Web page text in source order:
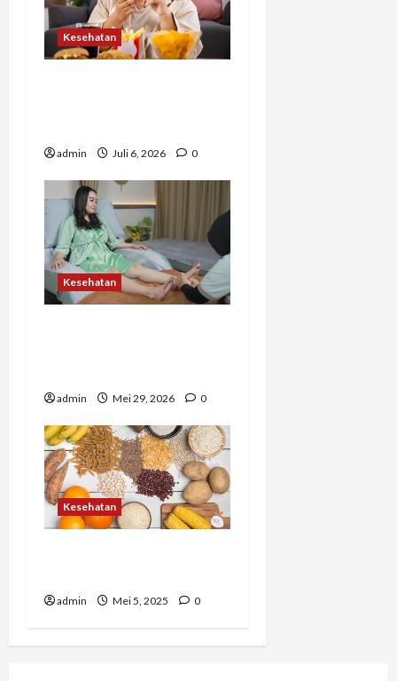
Kesehatan
admin Juli 6, 2026 0
Kesehatan
admin Mei 29, 2026 0
Kesehatan
admin Mei 5, 2025 0